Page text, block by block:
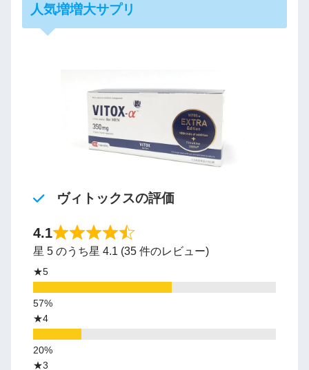
人気増増大サプリ
ヴィトックスの評価
4.1
星 5 のうち星 4.1 (35 件のレビュー)
★5
★4
★3